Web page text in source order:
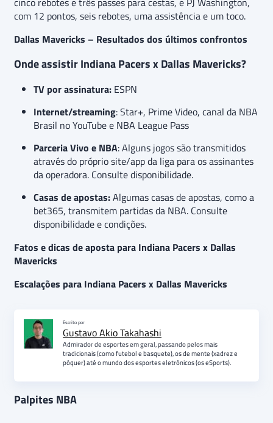
com 12 pontos, seis rebotes, uma assistência e um toco.
Dallas Mavericks – Resultados dos últimos confrontos
Onde assistir Indiana Pacers x Dallas Mavericks?
TV por assinatura: ESPN
Internet/streaming: Star+, Prime Video, canal da NBA
Brasil no YouTube e NBA League Pass
Parceria Vivo e NBA: Alguns jogos são transmitidos
através do próprio site/app da liga para os assinantes
da operadora. Consulte disponibilidade.
Casas de apostas:Algumas casas de apostas, como a
bet365, transmitem partidas da NBA. Consulte
disponibilidade e condições.
Fatos e dicas de aposta para Indiana Pacers x Dallas
Mavericks
Escalações para Indiana Pacers x Dallas Mavericks
Escrito por
Gustavo Akio Takahashi
Admirador de esportes em geral, passando pelos mais
tradicionais (como futebol e basquete), os de mente (xadrez e
pôquer) até o mundo dos esportes eletrônicos (os eSports).
Palpites NBA